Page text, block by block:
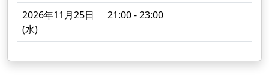
2026年11月25日
(水)
21:00 - 23:00